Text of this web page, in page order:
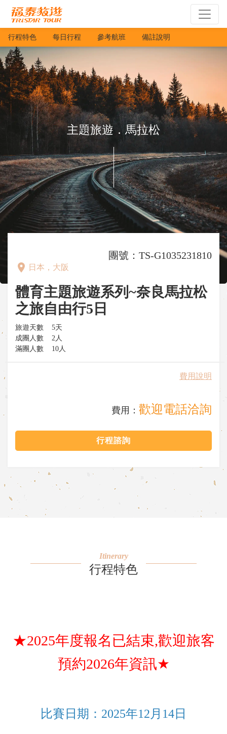
行程特色 每日行程 參考航班 備註說明
主題旅遊．馬拉松
團號：TS-G1035231810
place 日本，大阪
體育主題旅遊系列~奈良馬拉松
之旅自由行5日
旅遊天數
5天
成團人數
2人
滿團人數
10人
費用說明
費用： 歡迎電話洽詢
行程諮詢
Itinerary
行程特色
★2025年度報名已結束,歡迎旅客
預約2026年資訊★
比賽日期：2025年12月14日